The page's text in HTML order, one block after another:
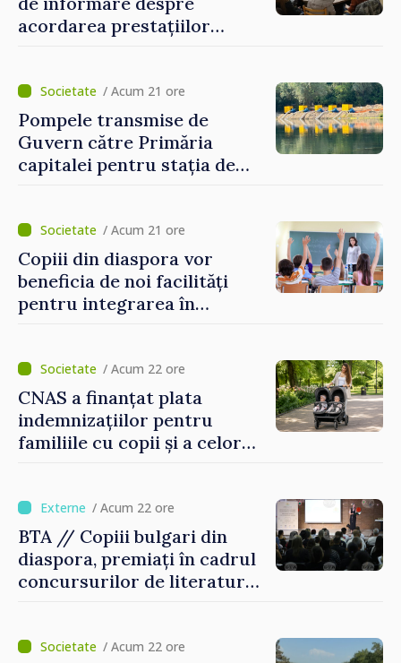
acordarea prestațiilor
invitați să se înscrie la
eveniment
/ Acum 21 ore
Pompele transmise de
Guvern către Primăria
capitalei pentru stația de
puse în funcțiune
/ Acum 21 ore
Copiii din diaspora vor
beneficia de noi facilități
pentru integrarea în
/ Acum 22 ore
CNAS a finanțat plata
indemnizațiilor pentru
familiile cu copii și a celor
/ Acum 22 ore
BTA // Copiii bulgari din
diaspora, premiați în cadrul
concursurilor de literatură,
Bulgarii din Străinătate
/ Acum 22 ore